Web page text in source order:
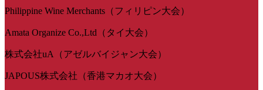
Philippine Wine Merchants（フィリピン大会）
Amata Organize Co.,Ltd（タイ大会）
株式会社uA（アゼルバイジャン大会）
JAPOUS株式会社（香港マカオ大会）